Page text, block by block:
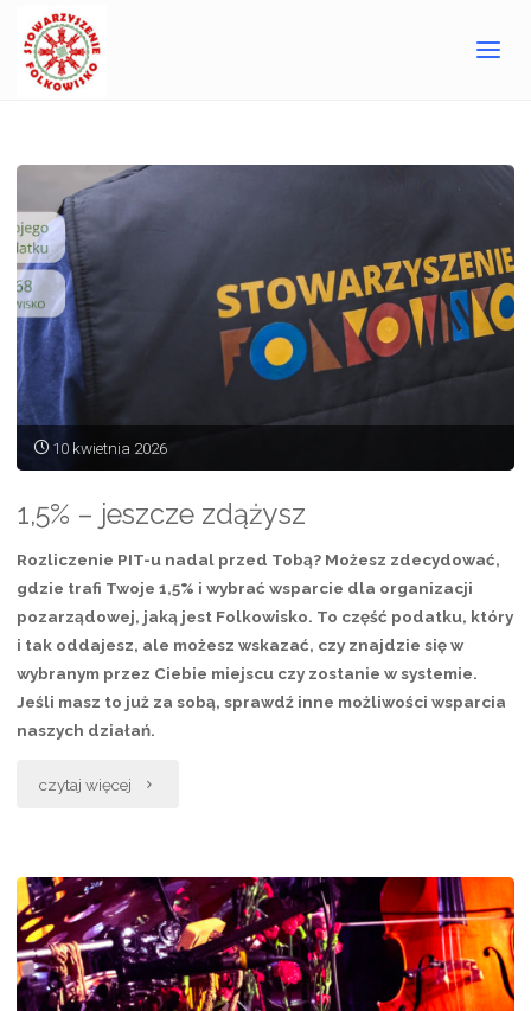
Jesteśmy z polsko-ukraińskiego pogranicza, gdzie od
dekady działamy w sferze kultury i ekologii.
10 kwietnia 2026
1,5% – jeszcze zdążysz
Rozliczenie PIT-u nadal przed Tobą? Możesz zdecydować,
gdzie trafi Twoje 1,5% i wybrać wsparcie dla organizacji
pozarządowej, jaką jest Folkowisko. To część podatku, który
i tak oddajesz, ale możesz wskazać, czy znajdzie się w
wybranym przez Ciebie miejscu czy zostanie w systemie.
Jeśli masz to już za sobą, sprawdź inne możliwości wsparcia
naszych działań.
czytaj więcej „1,5%
jeszcze
zdążysz”